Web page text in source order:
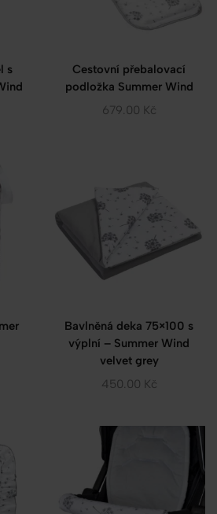
s
Cestovní přebalovací
podložka Summer Wind
679.00 Kč
Bavlněná deka 75×100 s
výplní – Summer Wind
velvet grey
450.00 Kč